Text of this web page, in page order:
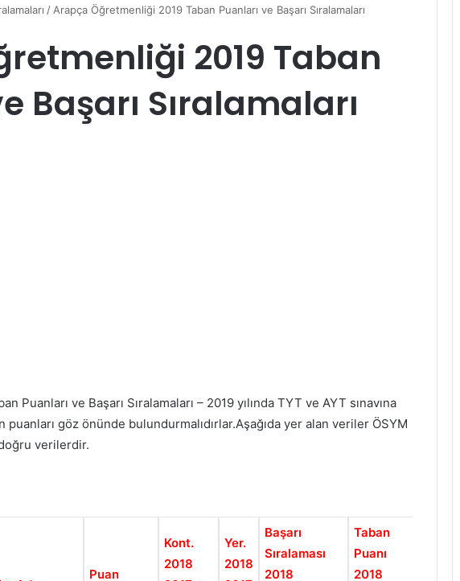
/Arapça Öğretmenliği 2019 Taban Puanları ve Başarı Sıralamaları
2019 Taban
Başarı Sıralamaları
Puanları ve Başarı Sıralamaları – 2019 yılında TYT ve AYT sınavına
göz önünde bulundurmalıdırlar.Aşağıda yer alan veriler ÖSYM
verilerdir.
Puan
Kont.
2018
Yer.
2018
Başarı
Sıralaması
2018
Taban
Puanı
2018